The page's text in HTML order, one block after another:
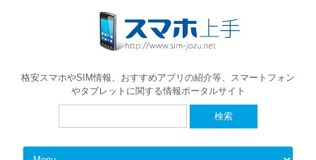
格安スマホやSIM情報、おすすめアプリの紹介等、スマートフォン
やタブレットに関する情報ポータルサイト
Skip to content